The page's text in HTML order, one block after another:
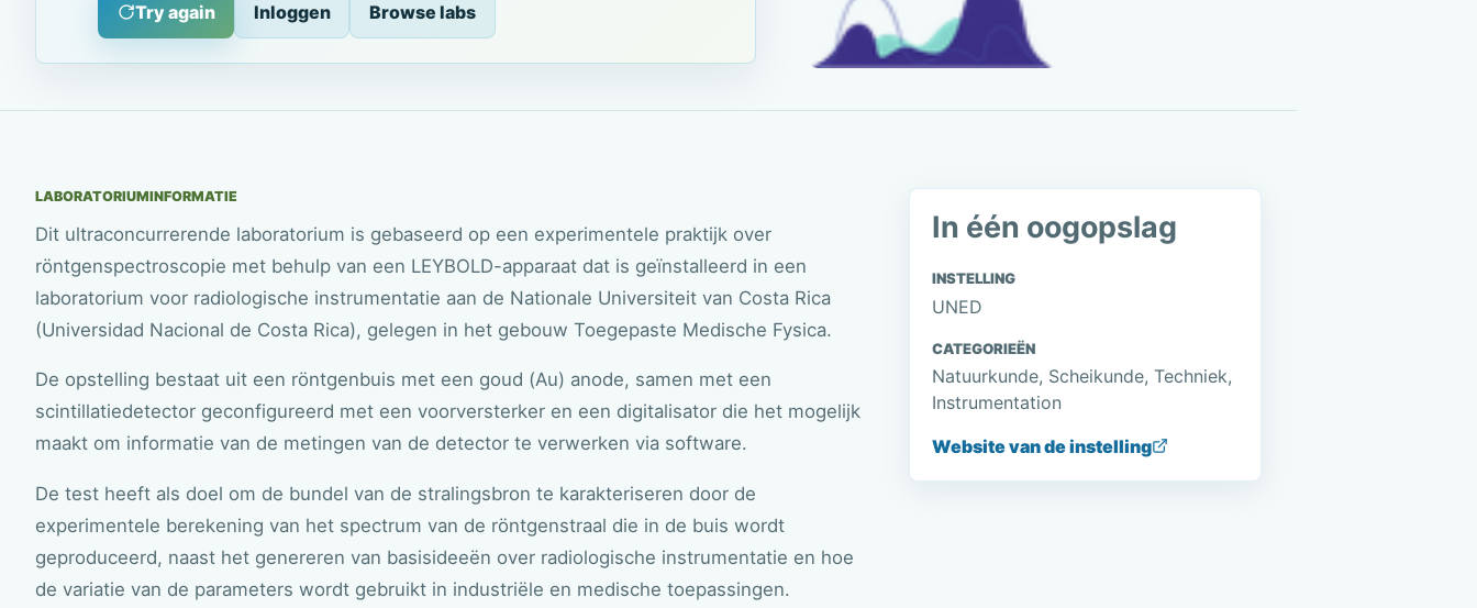
Try again Inloggen Browse labs
LABORATORIUMINFORMATIE
Dit ultraconcurrerende laboratorium is gebaseerd op een experimentele praktijk over
röntgenspectroscopie met behulp van een LEYBOLD-apparaat dat is geïnstalleerd in een
laboratorium voor radiologische instrumentatie aan de Nationale Universiteit van Costa Rica
(Universidad Nacional de Costa Rica), gelegen in het gebouw Toegepaste Medische Fysica.
De opstelling bestaat uit een röntgenbuis met een goud (Au) anode, samen met een
scintillatiedetector geconfigureerd met een voorversterker en een digitalisator die het mogelijk
maakt om informatie van de metingen van de detector te verwerken via software.
De test heeft als doel om de bundel van de stralingsbron te karakteriseren door de
experimentele berekening van het spectrum van de röntgenstraal die in de buis wordt
geproduceerd, naast het genereren van basisideeën over radiologische instrumentatie en hoe
de variatie van de parameters wordt gebruikt in industriële en medische toepassingen.
In één oogopslag
INSTELLING
UNED
CATEGORIEËN
Natuurkunde, Scheikunde, Techniek,
Instrumentation
Website van de instelling